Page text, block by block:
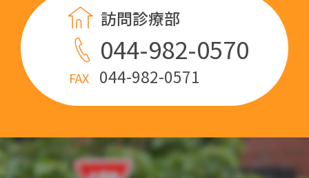
訪問診療部
044-982-0570
FAX 044-982-0571